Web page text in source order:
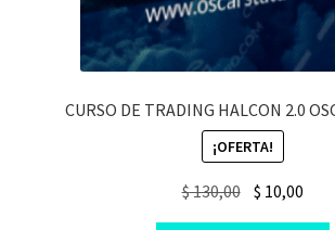
CURSO DE TRADING HALCON 2.0
¡OFERTA!
$130,00 Original
$ 10,00